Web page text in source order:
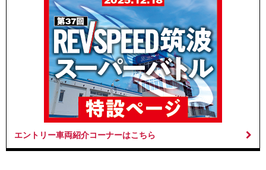
エントリー車両紹介コーナーはこちら